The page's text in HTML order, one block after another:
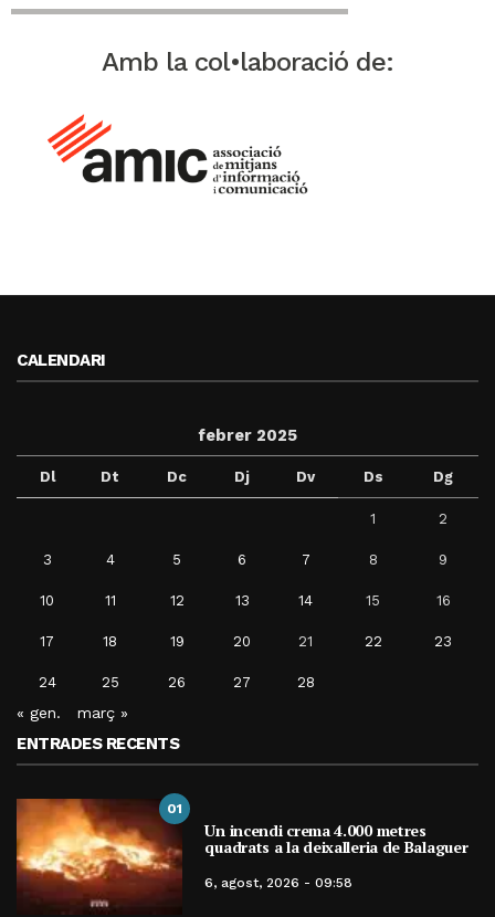
Amb la col•laboració de:
CALENDARI
febrer 2025
Dl Dt Dc Dj Dv Ds Dg
1 2
3 4 5 6 7 8 9
10 11 12 13 14 15 16
17 18 19 20 21 22 23
24 25 26 27 28
« gen. març »
ENTRADES RECENTS
01
Un incendi crema 4.000 metres
quadrats a la deixalleria de Balaguer
6, agost, 2026 - 09:58